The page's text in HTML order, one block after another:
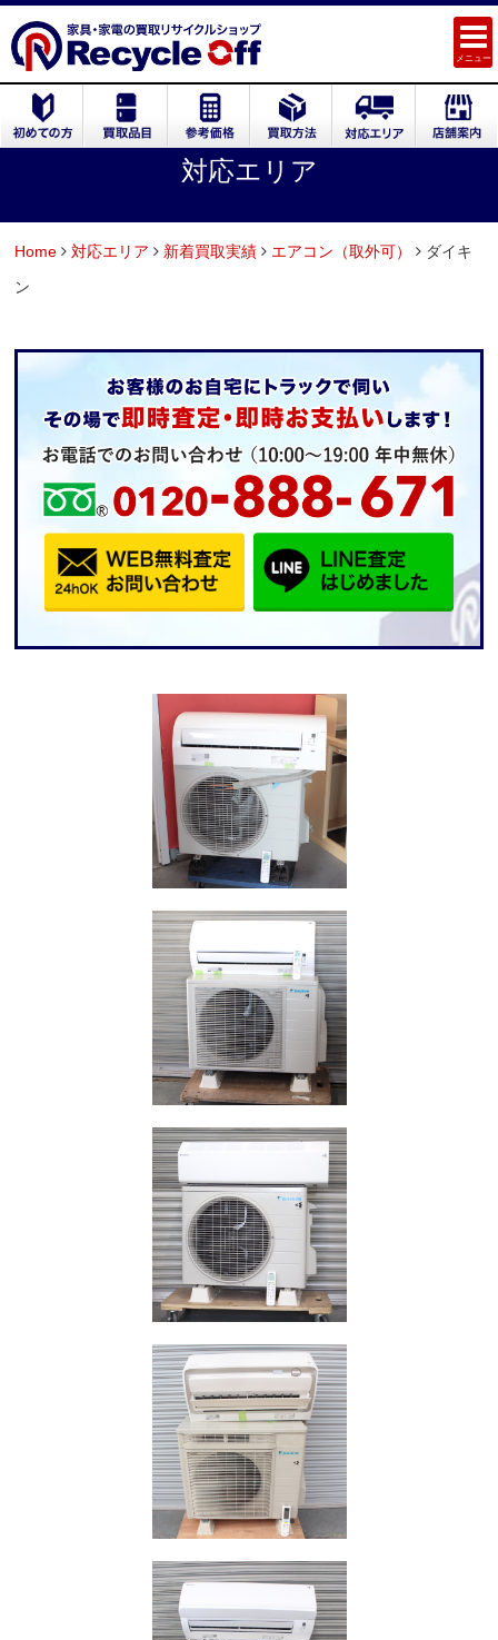
メニュー
対応エリア
Home 対応エリア 新着買取実績 エアコン（取外可）
ダイキ
ン